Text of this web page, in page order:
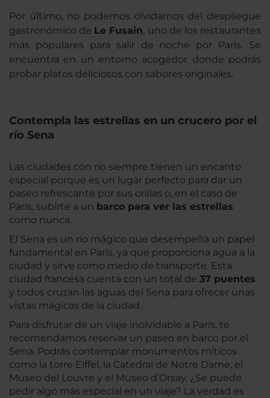
Por último, no podemos olvidarnos del despliegue
gastronómico de Le Fusain, uno de los restaurantes
más populares para salir de noche por París. Se
encuentra en un entorno acogedor donde podrás
probar platos deliciosos con sabores originales.
Contempla las estrellas en un crucero por el
río Sena
Las ciudades con río siempre tienen un encanto
especial porque es un lugar perfecto para dar un
paseo refrescante por sus orillas o, en el caso de
París, subirte a un barco para ver las estrellas
como nunca.
El Sena es un río mágico que desempeña un papel
fundamental en París, ya que proporciona agua a la
ciudad y sirve como medio de transporte. Esta
ciudad francesa cuenta con un total de 37 puentes
y todos cruzan las aguas del Sena para ofrecer unas
vistas mágicas de la ciudad.
Para disfrutar de un viaje inolvidable a París, te
recomendamos reservar un paseo en barco por el
Sena. Podrás contemplar monumentos míticos
como la torre Eiffel, la Catedral de Notre Dame, el
Museo del Louvre y el Museo d’Orsay. ¿Se puede
pedir algo más especial en un viaje? La verdad es